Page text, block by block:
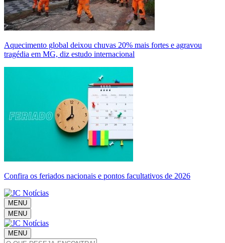
Aquecimento global deixou chuvas 20% mais fortes e agravou
tragédia em MG, diz estudo internacional
Confira os feriados nacionais e pontos facultativos de 2026
MENU
MENU
MENU